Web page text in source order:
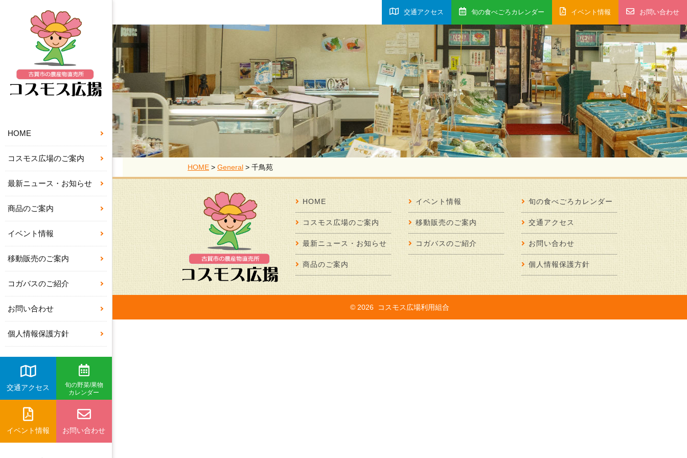
HOME
コスモス広場のご案内
最新ニュース・お知らせ
商品のご案内
イベント情報
移動販売のご案内
コガバスのご紹介
お問い合わせ
個人情報保護方針
交通アクセス
旬の野菜/果物
カレンダー
イベント情報 お問い合わせ
交通アクセス 旬の食べごろカレンダー イベント情報 お問い合わせ
HOME > General > 千鳥苑
HOME
コスモス広場のご案内
最新ニュース・お知らせ
商品のご案内
イベント情報
移動販売のご案内
コガバスのご紹介
旬の食べごろカレンダー
交通アクセス
お問い合わせ
個人情報保護方針
© 2026 コスモス広場利用組合